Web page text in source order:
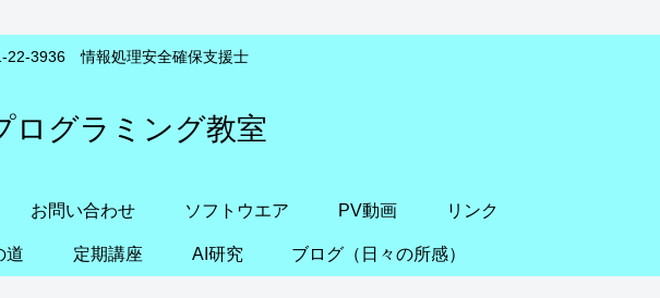
22-3936 情報処理安全確保支援士
ログラミング教室
お問い合わせ ソフトウエア PV動画 リンク
道 定期講座 AI研究 ブログ（日々の所感）